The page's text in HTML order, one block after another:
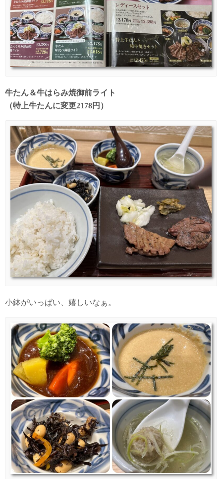
牛たん＆牛はらみ焼御前ライト
（特上牛たんに変更2178円）
小鉢がいっぱい、嬉しいなぁ。